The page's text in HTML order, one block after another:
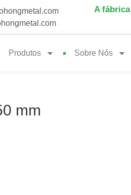
A
Produtos Sobre Nós
mm